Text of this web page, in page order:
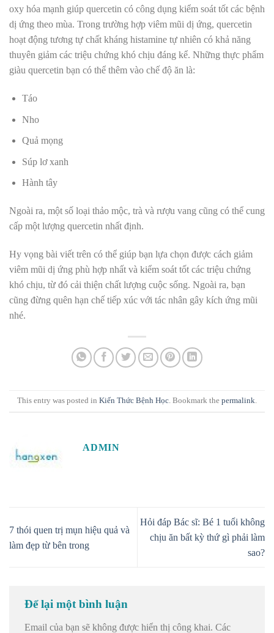
oxy hóa mạnh giúp quercetin có công dụng kiểm soát tốt các bệnh
dị ứng theo mùa. Trong trường hợp viêm mũi dị ứng, quercetin
hoạt động tương tự chất kháng histamine tự nhiên có khả năng
thuyên giảm các triệu chứng khó chịu đáng kể. Những thực phẩm
giàu quercetin bạn có thể thêm vào chế độ ăn là:
Táo
Nho
Quả mọng
Súp lơ xanh
Hành tây
Ngoài ra, một số loại thảo mộc, trà và rượu vang cũng có thể cung
cấp một lượng quercetin nhất định.
Hy vọng bài viết trên có thể giúp bạn lựa chọn được cách giảm
viêm mũi dị ứng phù hợp nhất và kiểm soát tốt các triệu chứng
khó chịu, từ đó cải thiện chất lượng cuộc sống. Ngoài ra, bạn
cũng đừng quên hạn chế tiếp xúc với tác nhân gây kích ứng mũi
nhé.
This entry was posted in Kiến Thức Bệnh Học. Bookmark the permalink.
ADMIN
7 thói quen trị mụn hiệu quả và
làm đẹp từ bên trong
Hỏi đáp Bác sĩ: Bé 1 tuổi không
chịu ăn bất kỳ thứ gì phải làm
sao?
Để lại một bình luận
Email của bạn sẽ không được hiển thị công khai. Các